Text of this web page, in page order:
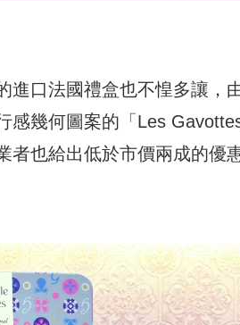
進口法國禮盒也不惶多讓，
感幾何圖案的「Les
者也給出低於市價兩成的優